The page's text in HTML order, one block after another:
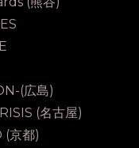
(広島)
(名古屋)
(京都)